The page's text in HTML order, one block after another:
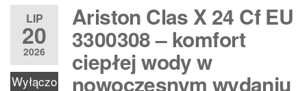
LIP
20
2026
Wyłączo
Ariston Clas X 24 Cf EU
3300308 – komfort
ciepłej wody w
nowoczesnym wydaniu